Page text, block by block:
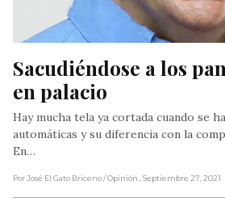
Sacudiéndose a los
en palacio
Hay mucha tela ya cortada cuando se
automáticas y su diferencia con la
En…
Por José El Gato Briceno/ Opinión , Septiembre 27, 2021